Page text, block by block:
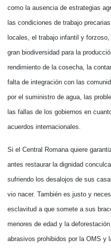
como la ausencia de estrategias
las condiciones de trabajo
locales, el trabajo infantil y
gran biodiversidad para la
rendimiento de la cosecha, la
falta de integración con las
por el suministro de agua, las
las fallas de los gobiernos en
acuerdos internacionales.
Si el Central Romana quiere
antes restaurar la dignidad
sufriendo los desalojos de sus
vio nacer. También es justo y
esclavitud a que somete a sus
menores de edad y la
abrasivos prohibidos por la OMS y